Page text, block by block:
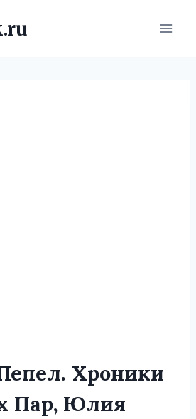
Хроники
Пар, Юлия